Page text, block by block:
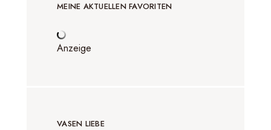
MEINE AKTUELLEN FAVORITEN
Anzeige
VASEN LIEBE